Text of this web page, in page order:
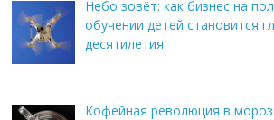
Небо зовёт: как бизнес на
обучении детей становится
десятилетия
Кофейная революция в